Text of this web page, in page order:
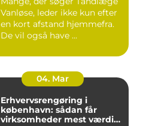
Vanløse, leder ikke kun efter
en kort afstand hjemmefra.
De vil også have ...
04. Mar
Erhvervsrengøring i
københavn: sådan får
virksomheder mest værdi